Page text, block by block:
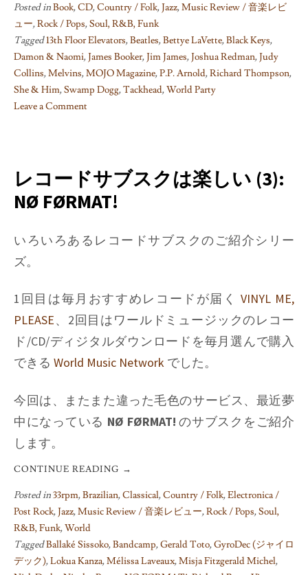
Posted inBook,CD,Country / Folk,Jazz,Music Review / 音楽レビ
ュー,Rock / Pops,Soul, R&B, Funk
Tagged13th Floor Elevators,Beatles,Bettye LaVette,Black Keys,
Damon & Naomi,James Booker,Jim James,Joshua Redman,Judy
Collins,Melvins,MOJO Magazine,P.P. Arnold,Richard Thompson,
She & Him,Swamp Dogg,Tackhead,World Party
Leave a Comment
MOJO
presents
15
Beatles
covers
レコードサブスクは楽しい (3):
NØ FØRMAT!
いろいろあるレコードサブスクのご紹介シリー
ズ。
1回目は毎月おすすめレコードが届くVINYL ME,
PLEASE、2回目はワールドミュージックのレコー
ド/CD/ディジタルダウンロードを毎月選んで購入
できる World Music Network でした。
今回は、またまた違った毛色のサービス、最近夢
中になっている NØ FØRMAT! のサブスクをご紹介
します。
CONTINUE READING →
Posted in33rpm,Brazilian,Classical,Country / Folk,Electronica /
Post Rock,Jazz,Music Review / 音楽レビュー,Rock / Pops,Soul,
R&B, Funk,World
TaggedBallaké Sissoko,Bandcamp,Gerald Toto,GyroDec (ジャイロ
デック),Lokua Kanza,Mélissa Laveaux,Misja Fitzgerald Michel,